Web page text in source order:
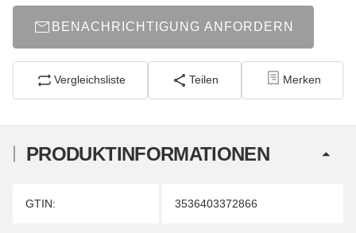
BENACHRICHTIGUNG ANFORDERN
Vergleichsliste Teilen Merken
PRODUKTINFORMATIONEN
Produkteigenschaft
Wert
GTIN: 3536403372866